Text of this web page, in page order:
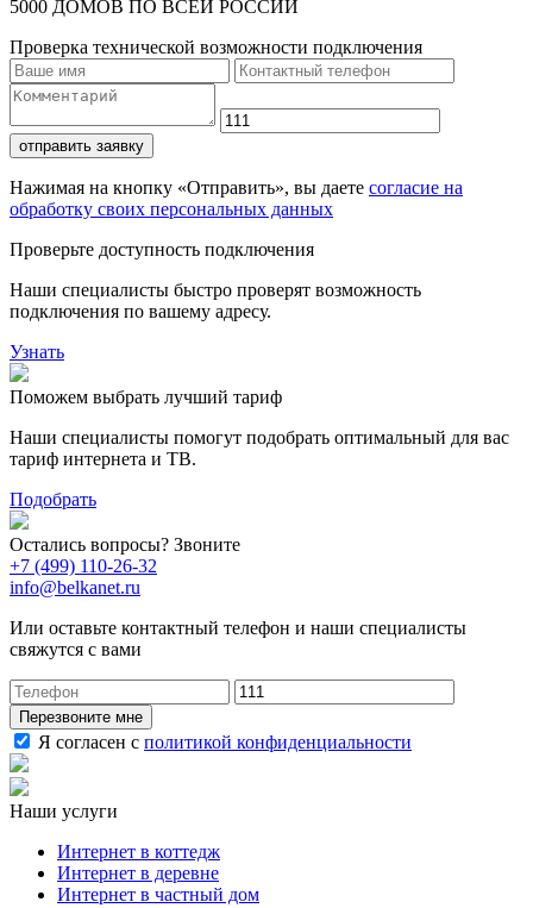
5000 ДОМОВ ПО ВСЕЙ РОССИИ
Проверка технической возможности подключения
отправить заявку
Нажимая на кнопку «Отправить», вы даете согласие на
обработку своих персональных данных
Проверьте доступность подключения
Наши специалисты быстро проверят возможность
подключения по вашему адресу.
Узнать
Поможем выбрать лучший тариф
Наши специалисты помогут подобрать оптимальный для вас
тариф интернета и ТВ.
Подобрать
Остались вопросы? Звоните
+7 (499) 110-26-32
info@belkanet.ru
Или оставьте контактный телефон и наши специалисты
свяжутся с вами
Перезвоните мне
Я согласен с политикой конфиденциальности
Наши услуги
Интернет в коттедж
Интернет в деревне
Интернет в частный дом